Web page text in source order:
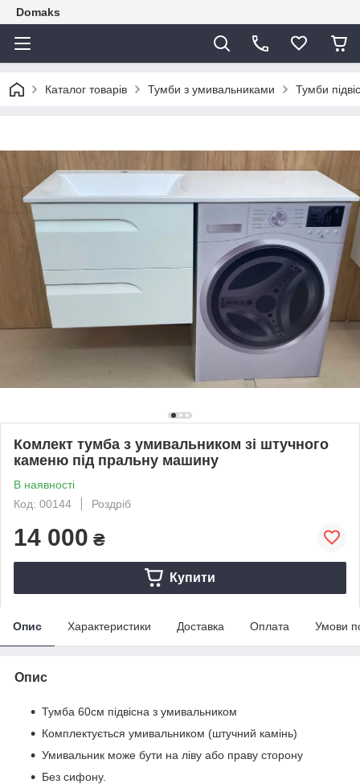
Domaks
Каталог товарів Тумби з умивальниками Тумби
Комлект тумба з умивальником зі штучного
каменю під пральну машину
В наявності
Код: 00144
Роздріб
14 000 ₴
Купити
Опис Характеристики Доставка Оплата Умови
Опис
Тумба 60см підвісна з умивальником
Комплектується умивальником (штучний камінь)
Умивальник може бути на ліву або праву сторону
Без сифону.